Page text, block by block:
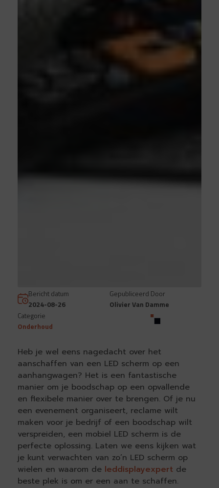
Bericht datum
2024-08-26
Gepubliceerd Door
Olivier Van Damme
Categorie
Onderhoud
Heb je wel eens nagedacht over het
aanschaffen van een LED scherm op een
aanhangwagen? Het is een fantastische
manier om je boodschap op een opvallende
en flexibele manier over te brengen. Of je nu
een evenement organiseert, reclame wilt
maken voor je bedrijf of een boodschap wilt
verspreiden, een mobiel LED scherm is de
perfecte oplossing. Laten we eens kijken wat
je kunt verwachten van zo’n LED scherm op
wielen en waarom de leddisplayexpert de
beste plek is om er een aan te schaffen.